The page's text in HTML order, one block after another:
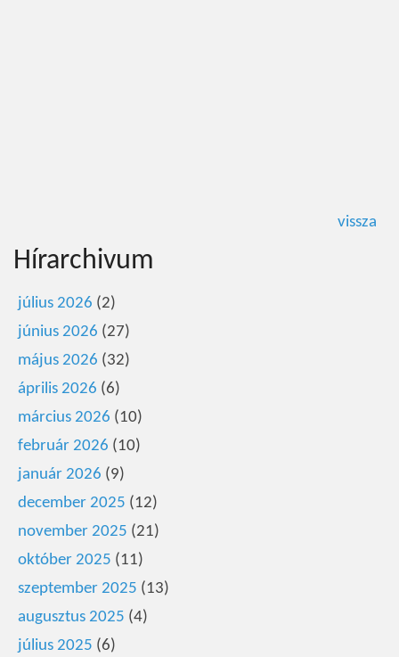
vissza
Hírarchivum
július 2026 (2)
június 2026 (27)
május 2026 (32)
április 2026 (6)
március 2026 (10)
február 2026 (10)
január 2026 (9)
december 2025 (12)
november 2025 (21)
október 2025 (11)
szeptember 2025 (13)
augusztus 2025 (4)
július 2025 (6)